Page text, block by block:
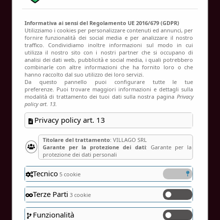
Verifica disponibilità
Home Verifica disponibilità
Informativa ai sensi del Regolamento UE 2016/679 (GDPR)
Utilizziamo i cookies per personalizzare contenuti ed annunci, per
fornire funzionalità dei social media e per analizzare il nostro
traffico. Condividiamo inoltre informazioni sul modo in cui
utilizza il nostro sito con i nostri partner che si occupano di
analisi dei dati web, pubblicità e social media, i quali potrebbero
combinarle con altre informazioni che ha fornito loro o che
hanno raccolto dal suo utilizzo dei loro servizi.
Da questo pannello puoi configurare tutte le tue
preferenze. Puoi trovare maggiori informazioni e dettagli sulla
modalità di trattamento dei tuoi dati sulla nostra paginaPrivacy
policy art. 13.
Privacy policy art. 13
Titolare del trattamento: VILLAGO SRL
Garante per la protezione dei dati: Garante per la
protezione dei dati personali
Tecnico5 cookie
Terze Parti 3 cookie
Funzionalità